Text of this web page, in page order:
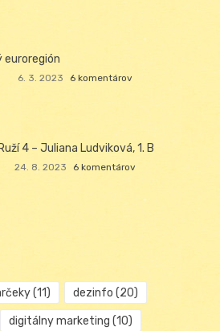
euroregión
6. 3. 2023 6 komentárov
4 – Juliana Ludviková, 1. B
24. 8. 2023 6 komentárov
(11) dezinfo (20)
digitálny marketing (10)